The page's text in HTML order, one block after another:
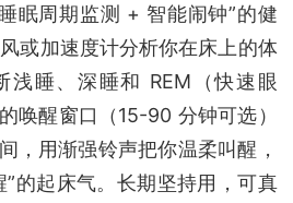
眠周期监测 + 智能闹钟”的健
或加速度计分析你在床上的体
浅睡、深睡和 REM（快速眼
唤醒窗口（15-90 分钟可选）
，用渐强铃声把你温柔叫醒，
”的起床气。长期坚持用，可真